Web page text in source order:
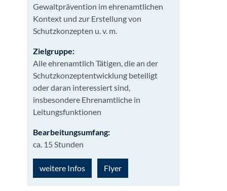
Gewaltprävention im ehrenamtlichen
Kontext und zur Erstellung von
Schutzkonzepten u. v. m.
Zielgruppe:
Alle ehrenamtlich Tätigen, die an der
Schutzkonzeptentwicklung beteiligt
oder daran interessiert sind,
insbesondere Ehrenamtliche in
Leitungsfunktionen
Bearbeitungsumfang:
ca. 15 Stunden
weitere Infos Flyer